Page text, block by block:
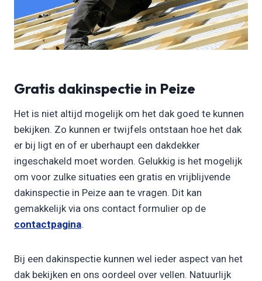
Gratis dakinspectie in Peize
Het is niet altijd mogelijk om het dak goed te kunnen
bekijken. Zo kunnen er twijfels ontstaan hoe het dak
er bij ligt en of er uberhaupt een dakdekker
ingeschakeld moet worden. Gelukkig is het mogelijk
om voor zulke situaties een gratis en vrijblijvende
dakinspectie in Peize aan te vragen. Dit kan
gemakkelijk via ons contact formulier op de
contactpagina.
Bij een dakinspectie kunnen wel ieder aspect van het
dak bekijken en ons oordeel over vellen. Natuurlijk